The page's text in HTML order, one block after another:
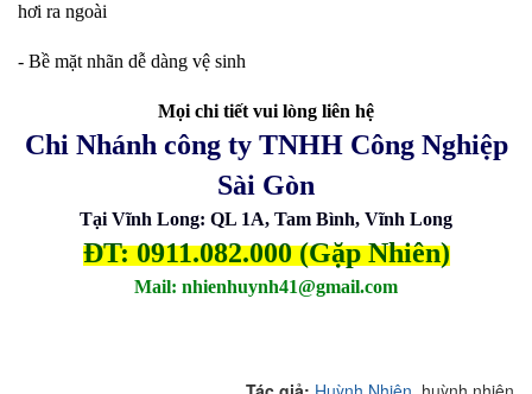
hơi ra ngoài
- Bề mặt nhãn dễ dàng vệ sinh
Mọi chi tiết vui lòng liên hệ
Chi Nhánh công ty TNHH Công Nghiệp
Sài Gòn
Tại Vĩnh Long: QL 1A, Tam Bình, Vĩnh Long
ĐT: 0911.082.000 (Gặp Nhiên)
Mail: nhienhuynh41@gmail.com